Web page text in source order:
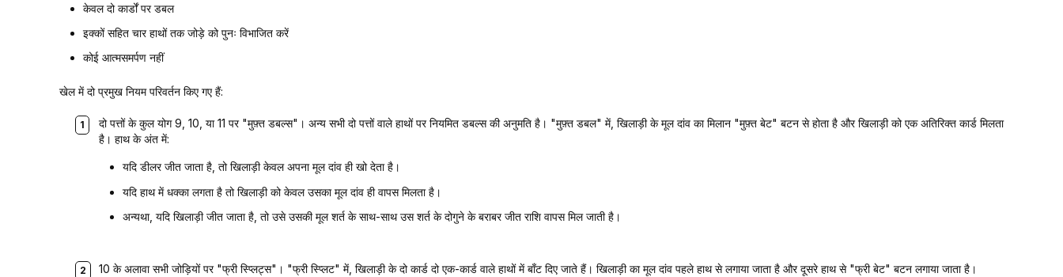
केवल दो कार्डों पर डबल
इक्कों सहित चार हाथों तक जोड़े को पुनः विभाजित करें
कोई आत्मसमर्पण नहीं
खेल में दो प्रमुख नियम परिवर्तन किए गए हैं:
दो पत्तों के कुल योग 9, 10, या 11 पर "मुफ़्त डबल्स"। अन्य सभी दो पत्तों वाले हाथों पर नियमित डबल्स की अनुमति है। "मुफ़्त डबल" में, खिलाड़ी के मूल दांव का मिलान "मुफ़्त बेट" बटन से होता है और खिलाड़ी को एक अतिरिक्त कार्ड मिलता
है। हाथ के अंत में:
यदि डीलर जीत जाता है, तो खिलाड़ी केवल अपना मूल दांव ही खो देता है।
यदि हाथ में धक्का लगता है तो खिलाड़ी को केवल उसका मूल दांव ही वापस मिलता है।
अन्यथा, यदि खिलाड़ी जीत जाता है, तो उसे उसकी मूल शर्त के साथ-साथ उस शर्त के दोगुने के बराबर जीत राशि वापस मिल जाती है।
10 के अलावा सभी जोड़ियों पर "फ्री स्प्लिट्स"। "फ्री स्प्लिट" में, खिलाड़ी के दो कार्ड दो एक-कार्ड वाले हाथों में बाँट दिए जाते हैं। खिलाड़ी का मूल दांव पहले हाथ से लगाया जाता है और दूसरे हाथ से "फ्री बेट" बटन लगाया जाता है।